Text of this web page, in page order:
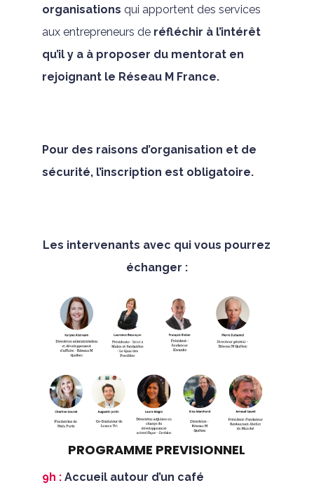
organisations qui apportent des services
aux entrepreneurs de réfléchir à l’intérêt
qu’il y a à proposer du mentorat en
rejoignant le Réseau M France.
Pour des raisons d’organisation et de
sécurité, l’inscription est obligatoire.
Les intervenants avec qui vous pourrez
échanger :
PROGRAMME PREVISIONNEL
9h :Accueil autour d’un café